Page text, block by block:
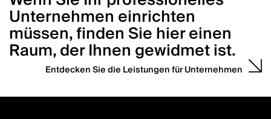
Unternehmen einrichten
müssen, finden Sie hier einen
Raum, der Ihnen gewidmet ist.
Entdecken Sie die Leistungen für Unternehmen